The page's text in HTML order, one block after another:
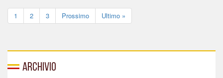
1 2 3 Prossimo Ultimo »
Archivio